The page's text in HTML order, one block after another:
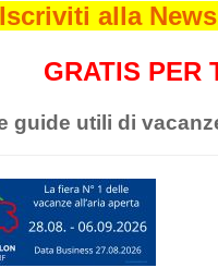
Iscriviti alla
GRATIS PER
guide utili di